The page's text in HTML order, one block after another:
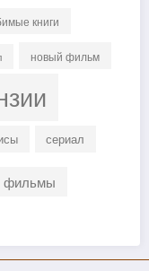
книги
новый фильм
сериал
фильмы